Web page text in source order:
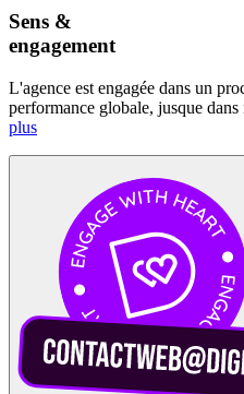
Sens &
engagement
L'agence est engagée dans un
performance globale, jusque dans
plus